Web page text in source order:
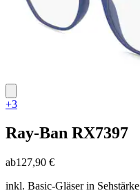
+3
Ray-Ban RX7397
ab127,90 €
inkl. Basic-Gläser in Sehstärke